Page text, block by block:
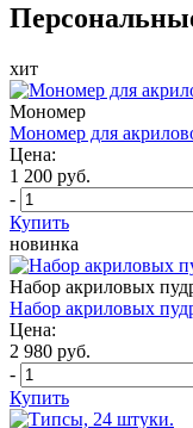
хит
Мономер
Мономер для
Цена:
1 200 руб.
-
Купить
новинка
Набор акриловых
Набор акриловых
Цена:
2 980 руб.
-
Купить